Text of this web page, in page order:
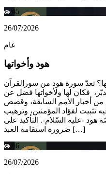
45
26/07/2026
عام
هود وأخواتها
تعدّ سورة هود من سورالقرآن
فكان لها ولأخواتها فضل عن
من أخبار الأمم السابقة، وقصص
تثبيت لفؤاد المؤمنين، وترهيب
هود -عليه السّلام-. التأكيد على
ضرورة استقامة العبد […]
46
26/07/2026